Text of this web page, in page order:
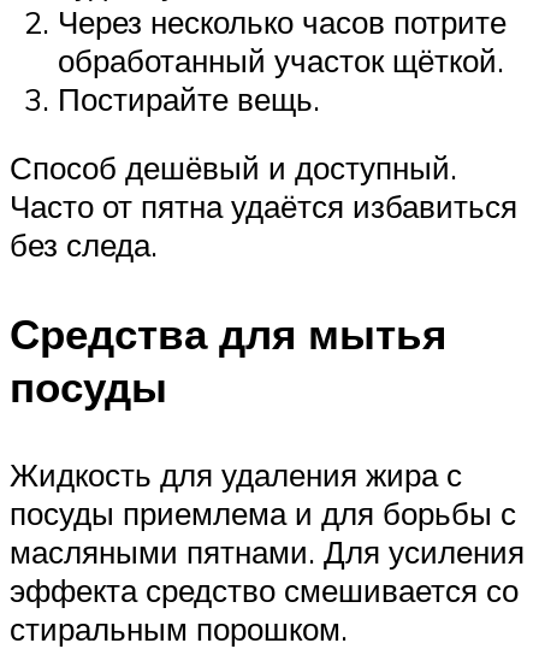
Через несколько часов потрите
обработанный участок щёткой.
Постирайте вещь.
Способ дешёвый и доступный.
Часто от пятна удаётся избавиться
без следа.
Средства для мытья
посуды
Жидкость для удаления жира с
посуды приемлема и для борьбы с
масляными пятнами. Для усиления
эффекта средство смешивается со
стиральным порошком.